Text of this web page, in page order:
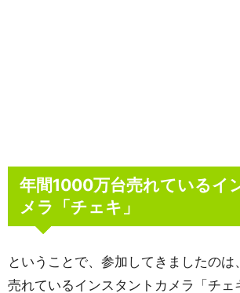
年間1000万台売れているイ
メラ「チェキ」
ということで、参加してきましたの
売れているインスタントカメラ「チェ